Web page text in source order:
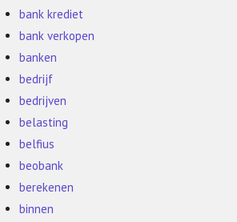
bank krediet
bank verkopen
banken
bedrijf
bedrijven
belasting
belfius
beobank
berekenen
binnen